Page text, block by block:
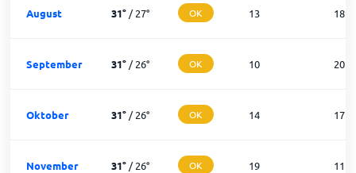
August 31°/27° OK 13 18
September 31°/26° OK 10 20
Oktober 31°/26° OK 14 17
November 31°/26° OK 19 11